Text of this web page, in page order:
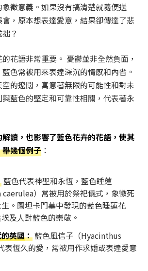
徵意義。如果沒有搞清楚就隨便送
，原本想表達愛意，結果卻傳達了悲
？
花語非常重要。 憂鬱並非全然負面，
色常被用來表達深沉的情感和內省。
的遼闊，寓意著無限的可能性和對未
藍色的堅定和可靠性相關，代表著永
讀，也影響了藍色花卉的花語，使其
幾個例子 ：
藍色代表神聖和永恆，藍色睡蓮
caerulea）常被用於祭祀儀式，象徵死
。圖坦卡門墓中發現的藍色睡蓮花
及人對藍色的崇敬。
英國：藍色風信子（Hyacinthus
恆久的愛，常被用作求婚或表達愛意